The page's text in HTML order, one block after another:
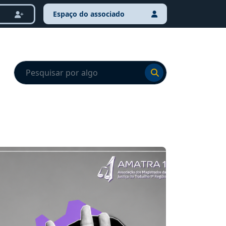
Espaço do associado
Ir para o resultado
Ir para o resultado